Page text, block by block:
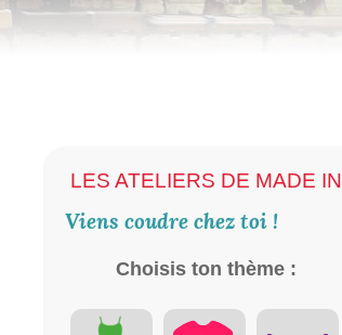
LES ATELIERS DE MADE IN
Viens coudre chez toi !
Choisis ton thème :